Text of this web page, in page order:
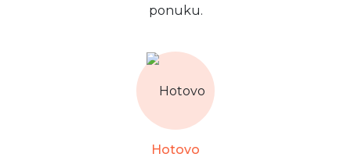
ponuku.
Hotovo